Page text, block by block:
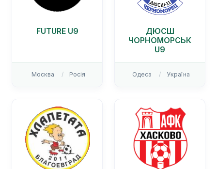
FUTURE U9
Москва Росія
ДЮСШ
ЧОРНОМОРСЬК
U9
Одеса Україна